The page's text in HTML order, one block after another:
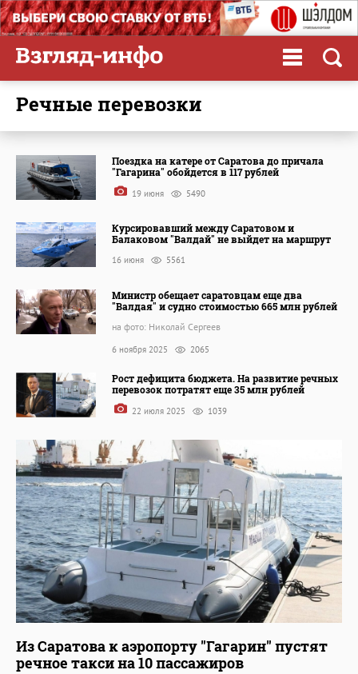
речные перевозки
Поездка на катере от Саратова до причала
"Гагарина" обойдется в 117 рублей
19 июня 5490
Курсировавший между Саратовом и
Балаковом "Валдай" не выйдет на маршрут
16 июня 5561
Министр обещает саратовцам еще два
"Валдая" и судно стоимостью 665 млн рублей
на фото: Николай Сергеев
6 ноября 2025 2065
Рост дефицита бюджета. На развитие речных
перевозок потратят еще 35 млн рублей
22 июля 2025 1039
Из Саратова к аэропорту "Гагарин" пустят
речное такси на 10 пассажиров